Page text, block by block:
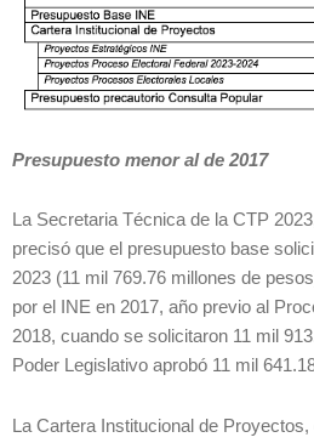
Presupuesto menor al de 2017
La Secretaria Técnica de la CTP
precisó que el presupuesto base
2023 (11 mil 769.76 millones de
por el INE en 2017, año previo al
2018, cuando se solicitaron 11 mil
Poder Legislativo aprobó 11 mil
La Cartera Institucional de